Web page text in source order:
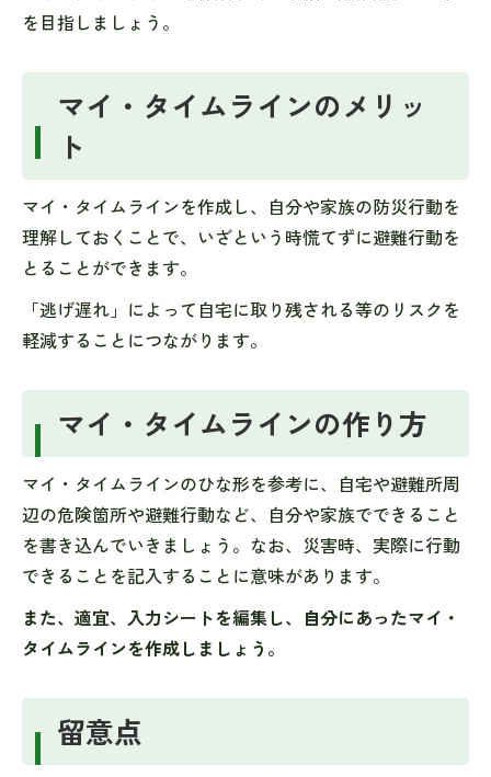
を目指しましょう。
マイ・タイムラインのメリッ
ト
マイ・タイムラインを作成し、自分や家族の防災行動を
理解しておくことで、いざという時慌てずに避難行動を
とることができます。
「逃げ遅れ」によって自宅に取り残される等のリスクを
軽減することにつながります。
マイ・タイムラインの作り方
マイ・タイムラインのひな形を参考に、自宅や避難所周
辺の危険箇所や避難行動など、自分や家族でできること
を書き込んでいきましょう。なお、災害時、実際に行動
できることを記入することに意味があります。
また、適宜、入力シートを編集し、自分にあったマイ・
タイムラインを作成しましょう。
留意点